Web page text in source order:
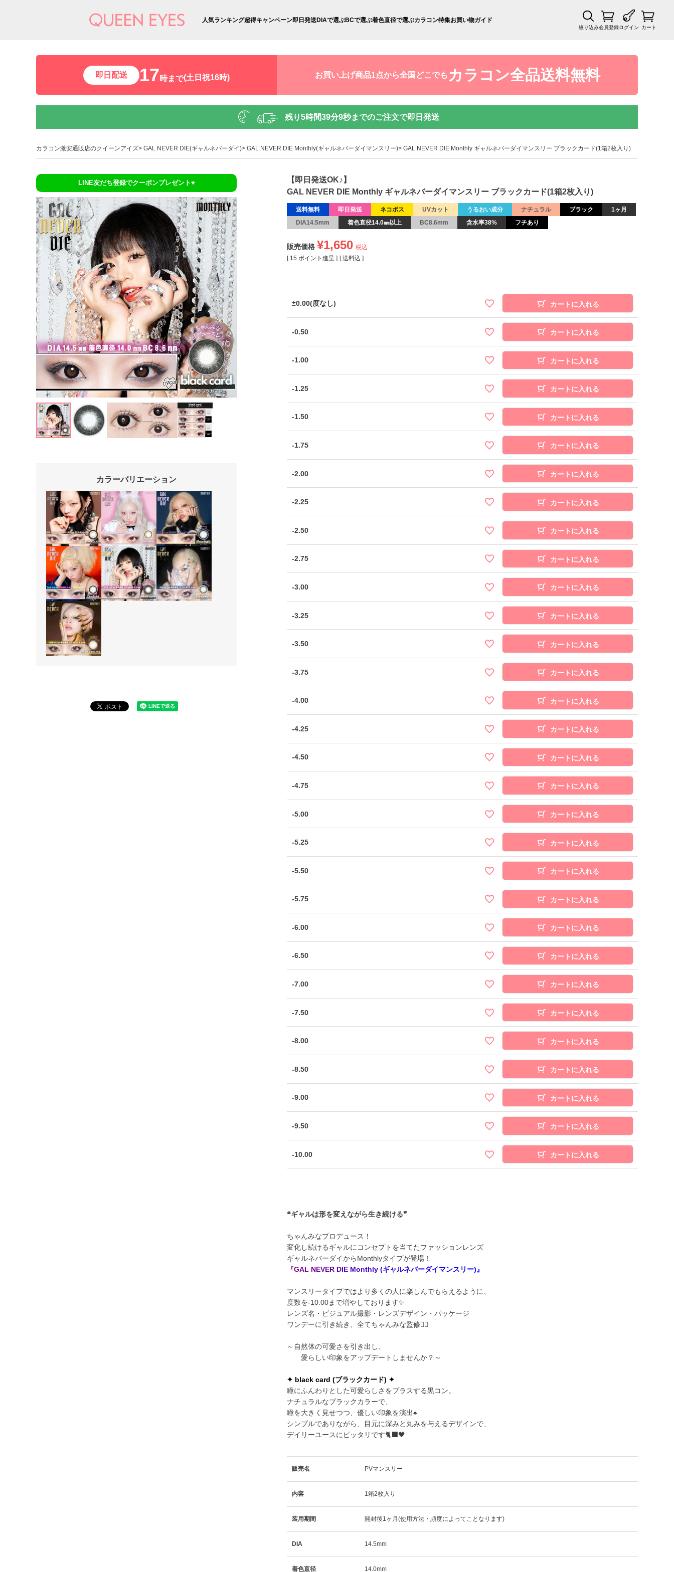
人気ランキング超得キャンペーン即日発送DIAで選ぶBCで選ぶ着色直径で選ぶカラコン特集お買い物ガイド
絞り込み会員登録ログイン カート
即日配送 17時まで(土日祝16時) お買い上げ商品1点から全国どこでも カラコン全品送料無料
残り5時間39分8秒までのご注文で即日発送
カラコン激安通販店のクイーンアイズ GAL NEVER DIE(ギャルネバーダイ) GAL NEVER DIE Monthly(ギャルネバーダイマンスリー) GAL NEVER DIE Monthly ギャルネバーダイマンスリー ブラックカード(1箱2枚入り)
LINE友だち登録でクーポンプレゼント♥
カラーバリエーション
【即日発送OK♪】
GAL NEVER DIE Monthly ギャルネバーダイマンスリー ブラックカード(1箱2枚入り)
送料無料 即日発送 ネコポス UVカット うるおい成分 ナチュラル ブラック
1ヶ月
DIA14.5mm
着色直径14.0㎜以上 BC8.6mm 含水率38% フチあり
販売価格 ¥1,650 税込
[ 15 ポイント進呈 ] 送料込
±0.00(度なし) カートに入れる
-0.50 カートに入れる
-1.00 カートに入れる
-1.25 カートに入れる
-1.50 カートに入れる
-1.75 カートに入れる
-2.00 カートに入れる
-2.25 カートに入れる
-2.50 カートに入れる
-2.75 カートに入れる
-3.00 カートに入れる
-3.25 カートに入れる
-3.50 カートに入れる
-3.75 カートに入れる
-4.00 カートに入れる
-4.25 カートに入れる
-4.50 カートに入れる
-4.75 カートに入れる
-5.00 カートに入れる
-5.25 カートに入れる
-5.50 カートに入れる
-5.75 カートに入れる
-6.00 カートに入れる
-6.50 カートに入れる
-7.00 カートに入れる
-7.50 カートに入れる
-8.00 カートに入れる
-8.50 カートに入れる
-9.00 カートに入れる
-9.50 カートに入れる
-10.00 カートに入れる
❝ギャルは形を変えながら生き続ける❞
ちゃんみなプロデュース！
変化し続けるギャルにコンセプトを当てたファッションレンズ
ギャルネバーダイからMonthlyタイプが登場！
『GAL NEVER DIE Monthly (ギャルネバーダイマンス リ ー)』
マンスリータイプではより多くの人に楽しんでもらえるように、
度数を-10.00まで増やしております✨
レンズ名・ビジュアル撮影・レンズデザイン・パッケージ
ワンデーに引き続き、全てちゃんみな監修❤️‍🔥
～自然体の可愛さを引き出し、
愛らしい印象をアップデートしませんか？～
✦ black card (ブラックカード) ✦
瞳にふんわりとした可愛らしさをプラスする黒コン。
ナチュラルなブラックカラーで、
瞳を大きく見せつつ、優しい印象を演出♠️
シンプルでありながら、目元に深みと丸みを与えるデザインで、
デイリーユースにピッタリです🐈‍⬛🖤
販売名 PVマンスリー
内容 1箱2枚入り
装用期間 開封後1ヶ月(使用方法・頻度によってことなります)
DIA 14.5mm
着色直径 14.0mm